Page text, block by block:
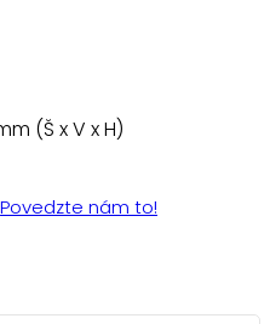
(Š x V x H)
Povedzte nám to!